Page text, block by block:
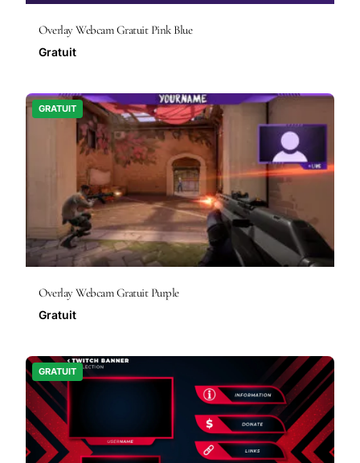
Overlay Webcam Gratuit Pink Blue
Gratuit
GRATUIT
Overlay Webcam Gratuit Purple
Gratuit
GRATUIT